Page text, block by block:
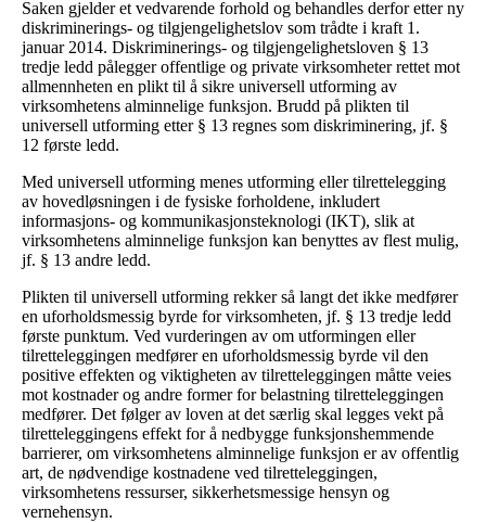
Saken gjelder et vedvarende forhold og behandles derfor etter ny
diskriminerings- og tilgjengelighetslov som trådte i kraft 1.
januar 2014. Diskriminerings- og tilgjengelighetsloven § 13
tredje ledd pålegger offentlige og private virksomheter rettet mot
allmennheten en plikt til å sikre universell utforming av
virksomhetens alminnelige funksjon. Brudd på plikten til
universell utforming etter § 13 regnes som diskriminering, jf. §
12 første ledd.
Med universell utforming menes utforming eller tilrettelegging
av hovedløsningen i de fysiske forholdene, inkludert
informasjons- og kommunikasjonsteknologi (IKT), slik at
virksomhetens alminnelige funksjon kan benyttes av flest mulig,
jf. § 13 andre ledd.
Plikten til universell utforming rekker så langt det ikke medfører
en uforholdsmessig byrde for virksomheten, jf. § 13 tredje ledd
første punktum. Ved vurderingen av om utformingen eller
tilretteleggingen medfører en uforholdsmessig byrde vil den
positive effekten og viktigheten av tilretteleggingen måtte veies
mot kostnader og andre former for belastning tilretteleggingen
medfører. Det følger av loven at det særlig skal legges vekt på
tilretteleggingens effekt for å nedbygge funksjonshemmende
barrierer, om virksomhetens alminnelige funksjon er av offentlig
art, de nødvendige kostnadene ved tilretteleggingen,
virksomhetens ressurser, sikkerhetsmessige hensyn og
vernehensyn.